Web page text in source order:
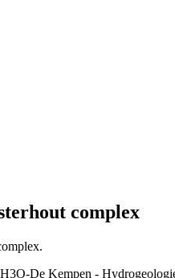
complex
De Kempen -